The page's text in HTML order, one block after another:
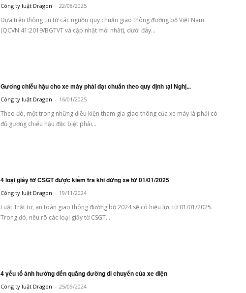
Công ty luật Dragon - 22/08/2025
Dựa trên thông tin từ các nguồn quy chuẩn giao thông đường bộ Việt Nam
(QCVN 41:2019/BGTVT và cập nhật mới nhất), dưới đây...
Gương chiếu hậu cho xe máy phải đạt chuẩn theo quy định tại Nghị...
Công ty luật Dragon - 16/01/2025
Theo đó, một trong những điều kiện tham gia giao thông của xe máy là phải có
đủ gương chiếu hậu đặc biệt phải...
4 loại giấy tờ CSGT được kiểm tra khi dừng xe từ 01/01/2025
Công ty luật Dragon - 19/11/2024
Luật Trật tự, an toàn giao thông đường bộ 2024 sẽ có hiệu lực từ 01/01/2025.
Trong đó, nêu rõ các loại giấy tờ CSGT...
4 yếu tố ảnh hưởng đến quãng đường di chuyển của xe điện
Công ty luật Dragon - 25/09/2024